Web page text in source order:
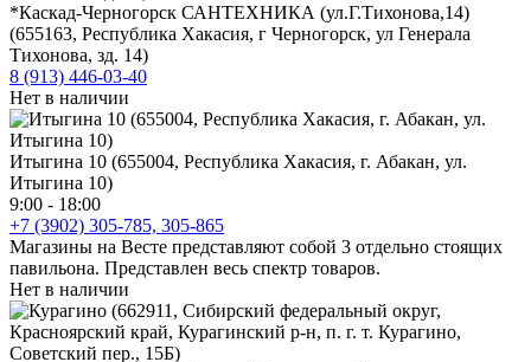
*Каскад-Черногорск САНТЕХНИКА (ул.Г.Тихонова,14)
(655163, Республика Хакасия, г Черногорск, ул Генерала
Тихонова, зд. 14)
8 (913) 446-03-40
Нет в наличии
Итыгина 10 (655004, Республика Хакасия, г. Абакан, ул.
Итыгина 10)
9:00 - 18:00
+7 (3902) 305-785, 305-865
Магазины на Весте представляют собой 3 отдельно стоящих
павильона. Представлен весь спектр товаров.
Нет в наличии